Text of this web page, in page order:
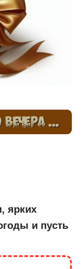
ярких
и пусть